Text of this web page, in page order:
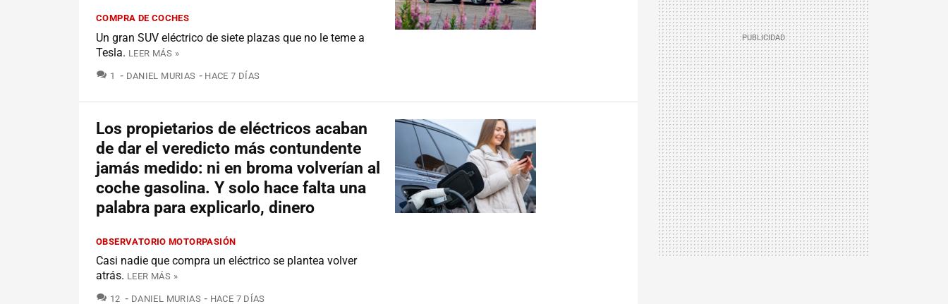
COMPRA DE COCHES
Un gran SUV eléctrico de siete plazas que no le teme a
Tesla. LEER MÁS »
1 COMENTARIOS
DANIEL MURIAS HACE 7 DÍAS
Los propietarios de eléctricos acaban
de dar el veredicto más contundente
jamás medido: ni en broma volverían al
coche gasolina. Y solo hace falta una
palabra para explicarlo, dinero
OBSERVATORIO MOTORPASIÓN
Casi nadie que compra un eléctrico se plantea volver
atrás. LEER MÁS »
12 COMENTARIOS
DANIEL MURIAS HACE 7 DÍAS